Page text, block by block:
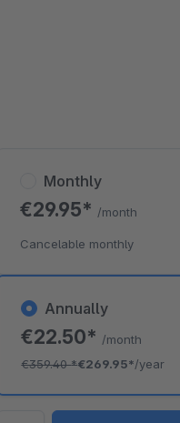
Annually
€22.50* /month
€359.40*€269.95*/year
Monthly
€29.95* /month
Cancelable monthly